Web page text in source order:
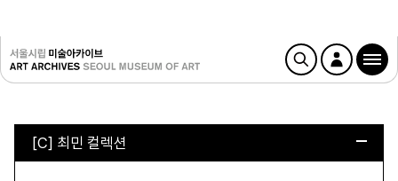
[C] 최민 컬렉션